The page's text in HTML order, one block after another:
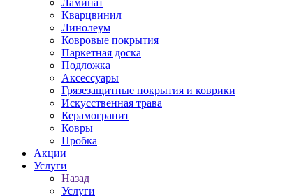
Ламинат
Кварцвинил
Линолеум
Ковровые покрытия
Паркетная доска
Подложка
Аксессуары
Грязезащитные покрытия и коврики
Искусственная трава
Керамогранит
Ковры
Пробка
Акции
Услуги
Назад
Услуги